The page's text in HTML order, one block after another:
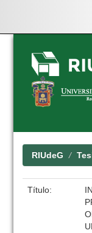
Skip
navigation
RIUdeG
Título: